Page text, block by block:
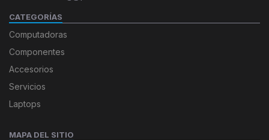
CATEGORÍAS
Computadoras
Componentes
Accesorios
Servicios
Laptops
MAPA DEL SITIO